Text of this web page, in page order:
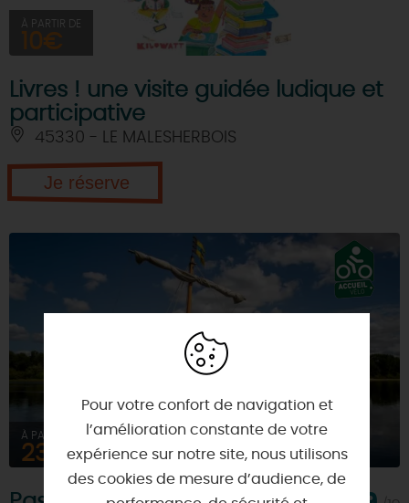
À PARTIR DE
10€
Livres ! une visite guidée ludique et
participative
45330 - LE MALESHERBOIS
Je réserve
À PARTIR DE
23€
Pour votre confort de navigation et
l’amélioration constante de votre
expérience sur notre site, nous utilisons
des cookies de mesure d’audience, de